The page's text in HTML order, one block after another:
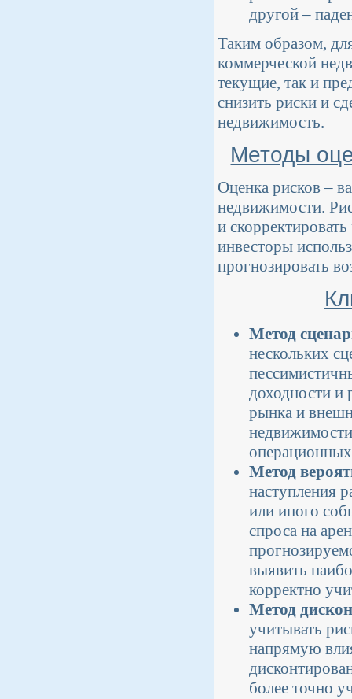
другой –
Таким образом,
коммерческой
текущие, так и
снизить риски и
недвижимость.
Методы
Оценка рисков –
недвижимости.
и
инвесторы
прогнозировать
Метод
нескольких
доходности и
рынка и
Метод
наступления
или иного
спроса на
выявить
корректно
Метод
учитывать
напрямую
более точно